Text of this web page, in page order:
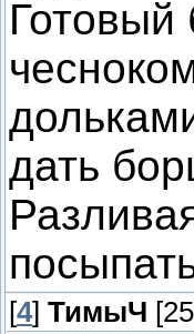
дать
[4] ТимыЧ